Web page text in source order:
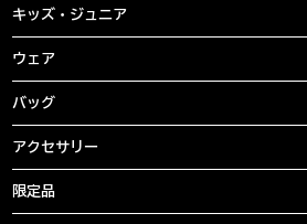
キッズ・ジュニア
ウェア
バッグ
アクセサリー
限定品